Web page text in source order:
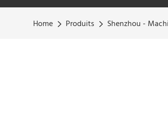
Home Produits Shenzhou -